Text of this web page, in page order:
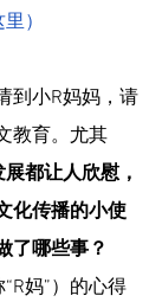
里）
到小R妈妈，请
教育。尤其
都让人欣慰，
化传播的小使
了哪些事？
妈”）的心得